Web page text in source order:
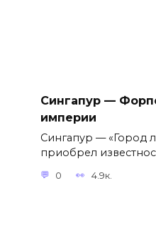
Сингапур —
империи
Сингапур — «Город
приобрел
0 4.9к.